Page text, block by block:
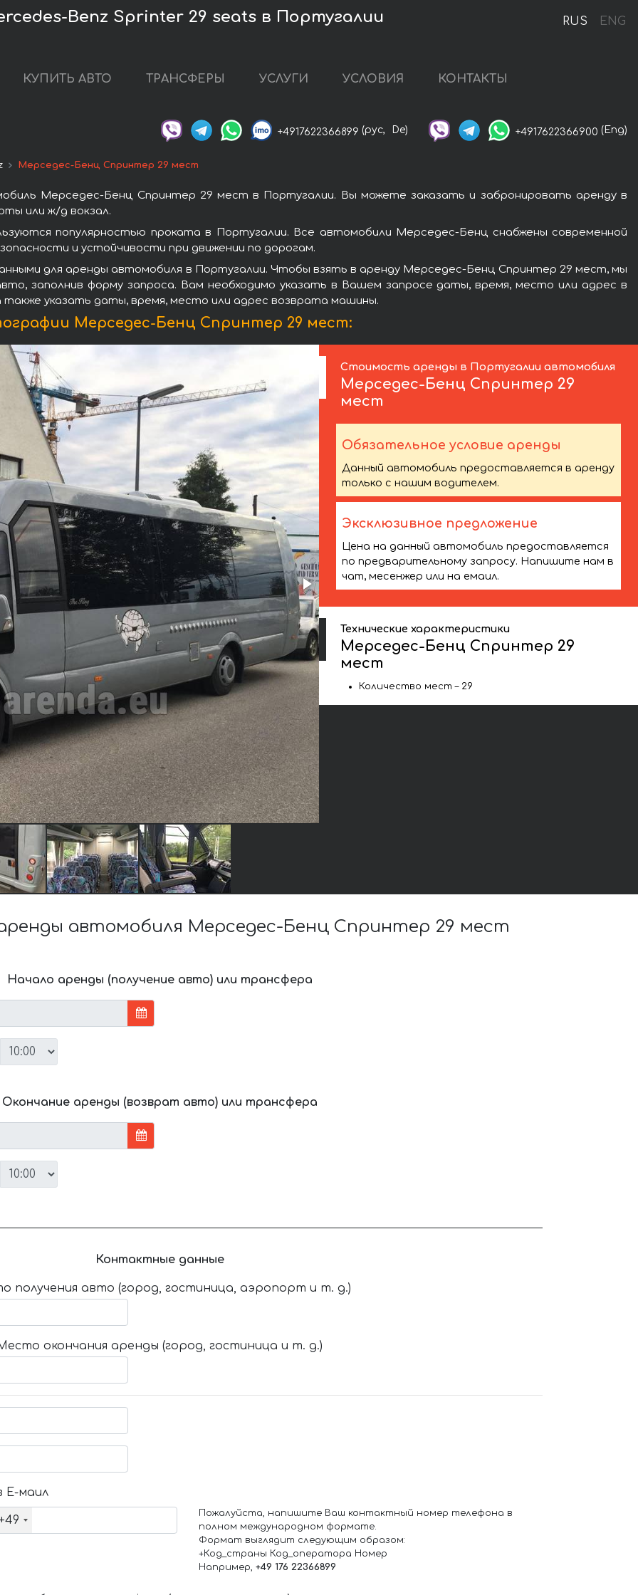
RUS ENG
Benz Sprinter 29 seats в Португалии
КУПИТЬ АВТО ТРАНСФЕРЫ УСЛУГИ УСЛОВИЯ КОНТАКТЫ
+4917622366899 (рус, De) +4917622366900 (Eng)
Мерседес-Бенц Спринтер 29 мест
Мерседес-Бенц Спринтер 29 мест в Португалии. Вы можете заказать и забронировать аренду в
или ж/д вокзал.
популярностью проката в Португалии. Все автомобили Мерседес-Бенц снабжены современной
и устойчивости при движении по дорогам.
для аренды автомобиля в Португалии. Чтобы взять в аренду Мерседес-Бенц Спринтер 29 мест, мы
заполнив форму запроса. Вам необходимо указать в Вашем запросе даты, время, место или адрес в
указать даты, время, место или адрес возврата машины.
Мерседес-Бенц Спринтер 29 мест:
Стоимость аренды в Португалии автомобиля
Мерседес-Бенц Спринтер 29
мест
Обязательное условие аренды
Данный автомобиль предоставляется в аренду
только с нашим водителем.
Эксклюзивное предложение
Цена на данный автомобиль предоставляется
по предварительному запросу. Напишите нам в
чат, месенжер или на емаил.
Технические характеристики
Мерседес-Бенц Спринтер 29
мест
Количество мест – 29
автомобиля Мерседес-Бенц Спринтер 29 мест
Начало аренды (получение авто) или трансфера
Окончание аренды (возврат авто) или трансфера
Контактные данные
получения авто (город, гостиница, аэропорт и т. д.)
окончания аренды (город, гостиница и т. д.)
Е-маил
Пожалуйста, напишите Ваш контактный номер телефона в
полном международном формате.
Формат выглядит следующим образом:
+Код_страны Код_оператора Номер
Например, +49 176 22366899